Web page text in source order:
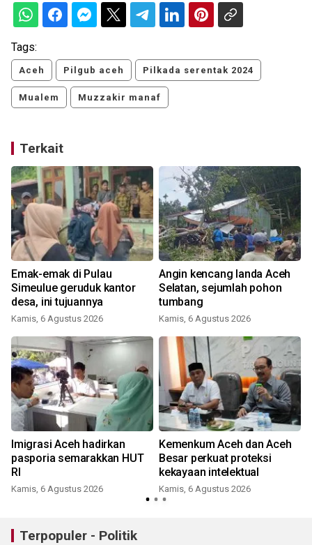
Tags:
Aceh Pilgub aceh Pilkada serentak 2024
Mualem Muzzakir manaf
Terkait
Emak-emak di Pulau
Simeulue geruduk kantor
desa, ini tujuannya
Kamis, 6 Agustus 2026
Angin kencang landa Aceh
Selatan, sejumlah pohon
tumbang
Kamis, 6 Agustus 2026
Imigrasi Aceh hadirkan
pasporia semarakkan HUT
RI
Kamis, 6 Agustus 2026
Kemenkum Aceh dan Aceh
Besar perkuat proteksi
kekayaan intelektual
Kamis, 6 Agustus 2026
Terpopuler - Politik